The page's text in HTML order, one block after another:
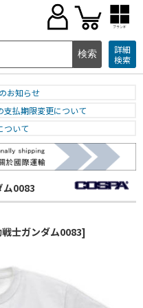
ブランド
詳細
検索
お知らせ
支払期限変更について
ついて
ム0083
士ガンダム0083]